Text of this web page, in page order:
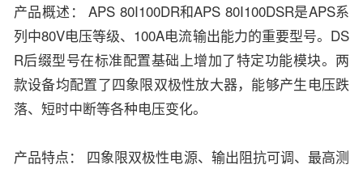
产品概述： APS 80I100DR和APS 80I100DSR是APS系
列中80V电压等级、100A电流输出能力的重要型号。DS
R后缀型号在标准配置基础上增加了特定功能模块。两
款设备均配置了四象限双极性放大器，能够产生电压跌
落、短时中断等各种电压变化。
产品特点： 四象限双极性电源、输出阻抗可调、最高测